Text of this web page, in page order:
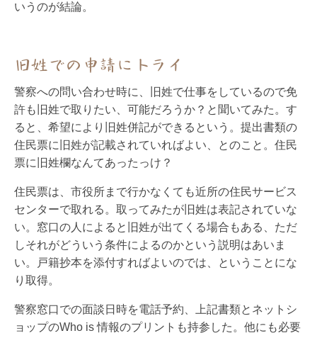
いうのが結論。
旧姓での申請にトライ
警察への問い合わせ時に、旧姓で仕事をしているので免
許も旧姓で取りたい、可能だろうか？と聞いてみた。す
ると、希望により旧姓併記ができるという。提出書類の
住民票に旧姓が記載されていればよい、とのこと。住民
票に旧姓欄なんてあったっけ？
住民票は、市役所まで行かなくても近所の住民サービス
センターで取れる。取ってみたが旧姓は表記されていな
い。窓口の人によると旧姓が出てくる場合もある、ただ
しそれがどういう条件によるのかという説明はあいま
い。戸籍抄本を添付すればよいのでは、ということにな
り取得。
警察窓口での面談日時を電話予約、上記書類とネットシ
ョップのWho is 情報のプリントも持参した。他にも必要